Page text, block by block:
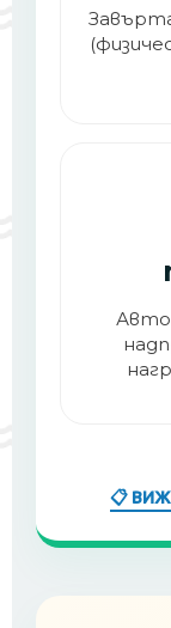
📋